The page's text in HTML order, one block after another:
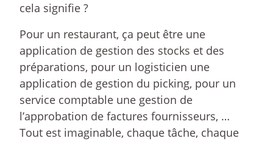
cela signifie ?
Pour un restaurant, ça peut être une
application de gestion des stocks et des
préparations, pour un logisticien une
application de gestion du picking, pour un
service comptable une gestion de
l’approbation de factures fournisseurs, …
Tout est imaginable, chaque tâche, chaque